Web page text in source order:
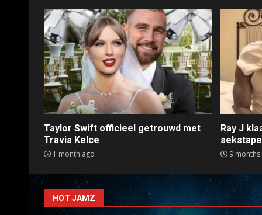
Taylor Swift officieel getrouwd met
Travis Kelce
1 month ago
Ray J
sekstape
9 months
HOT JAMZ